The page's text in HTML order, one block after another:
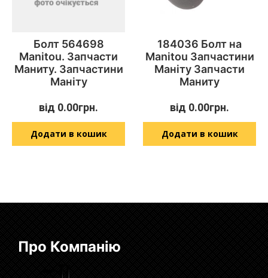
Болт 564698
Manitou. Запчасти
Маниту. Запчастини
Маніту
від 0.00грн.
Додати в кошик
184036 Болт на
Manitou Запчастини
Маніту Запчасти
Маниту
від 0.00грн.
Додати в кошик
Про Компанію